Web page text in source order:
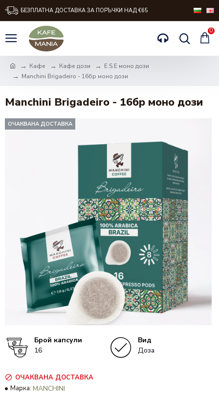
БЕЗПЛАТНА ДОСТАВКА ЗА ПОРЪЧКИ НАД €65
0
Кафе Кафе дози
Е.S.E моно дози
Manchini Brigadeiro - 16бр моно дози
Manchini Brigadeiro - 16бр моно дози
ОЧАКВАНА ДОСТАВКА
Брой капсули
16
Вид
Доза
ОЧАКВАНА ДОСТАВКА
Марка: MANCHINI